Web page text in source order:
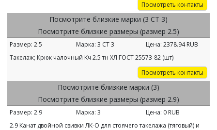
Посмотреть контакты
Посмотрите близкие марки (3 СТ 3)
Посмотрите близкие размеры (размер 2.5)
Размер: 2.5 Марка: 3 СТ 3 Цена: 2378.94 RUB
Такелаж; Крюк чалочный Кч 2.5 тн ХЛ ГОСТ 25573-82 (шт)
Посмотреть контакты
Посмотрите близкие марки (3)
Посмотрите близкие размеры (размер 2.9)
Размер: 2.9 Марка: 3 Цена: 0 RUB
2.9 Канат двойной свивки ЛК-О для стоячего такелажа (тяговый) и